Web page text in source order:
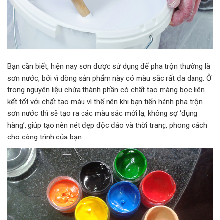
Bạn cần biết, hiện nay sơn được sử dụng để pha trộn thường là
sơn nước, bởi vì dòng sản phẩm này có màu sắc rất đa dạng. Ở
trong nguyên liệu chứa thành phần có chất tạo màng bọc liên
kết tốt với chất tạo màu vì thế nên khi bạn tiến hành pha trộn
sơn nước thì sẽ tạo ra các màu sắc mới lạ, không sợ ‘đụng
hàng’, giúp tạo nên nét đẹp độc đáo và thời trang, phong cách
cho công trình của bạn.